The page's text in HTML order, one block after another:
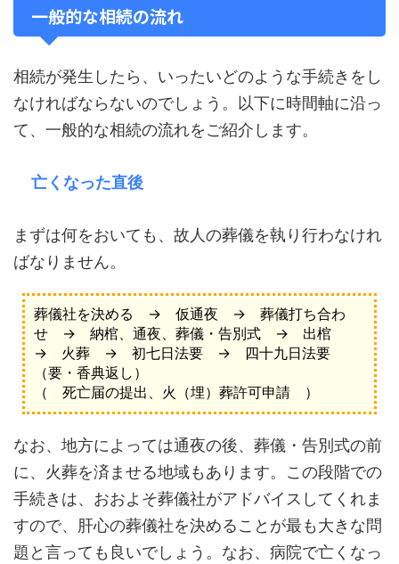
一般的な相続の流れ
相続が発生したら、いったいどのような手続きをし
なければならないのでしょう。以下に時間軸に沿っ
て、一般的な相続の流れをご紹介します。
亡くなった直後
まずは何をおいても、故人の葬儀を執り行わなけれ
ばなりません。
葬儀社を決める → 仮通夜 → 葬儀打ち合わ
せ → 納棺、通夜、葬儀・告別式 → 出棺
→ 火葬 → 初七日法要 → 四十九日法要
（要・香典返し）
（ 死亡届の提出、火（埋）葬許可申請 ）
なお、地方によっては通夜の後、葬儀・告別式の前
に、火葬を済ませる地域もあります。この段階での
手続きは、おおよそ葬儀社がアドバイスしてくれま
すので、肝心の葬儀社を決めることが最も大きな問
題と言っても良いでしょう。なお、病院で亡くなっ